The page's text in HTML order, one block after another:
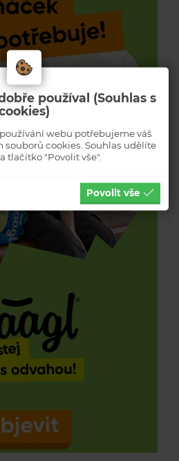
používal (Souhlas s
webu potřebujeme váš
souborů cookies. Souhlas udělíte
tlačítko "Povolit vše".
Povolit vše